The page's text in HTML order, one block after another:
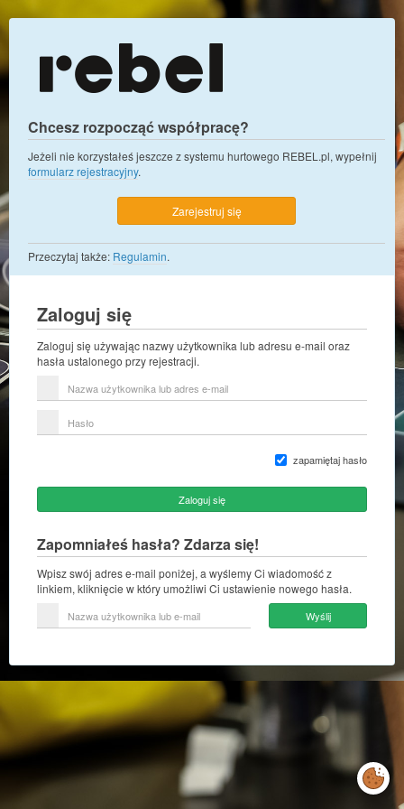
Chcesz rozpocząć współpracę?
Jeżeli nie korzystałeś jeszcze z systemu hurtowego REBEL.pl, wypełnij
formularz rejestracyjny.
Zarejestruj się
Przeczytaj także: Regulamin.
Zaloguj się
Zaloguj się używając nazwy użytkownika lub adresu e-mail oraz
hasła ustalonego przy rejestracji.
użytkownika
e-
zapamiętaj hasło
Zaloguj się
Zapomniałeś hasła? Zdarza się!
Wpisz swój adres e-mail poniżej, a wyślemy Ci wiadomość z
linkiem, kliknięcie w który umożliwi Ci ustawienie nowego hasła.
użytkownika
mail
Wyślij
Zarządzaj
preferencjami
cookies